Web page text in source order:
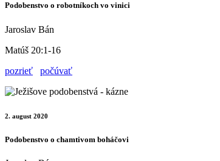
Podobenstvo o robotníkoch vo vinici
Jaroslav Bán
Matúš 20:1-16
pozrieť
počúvať
2. august 2020
Podobenstvo o chamtivom boháčovi